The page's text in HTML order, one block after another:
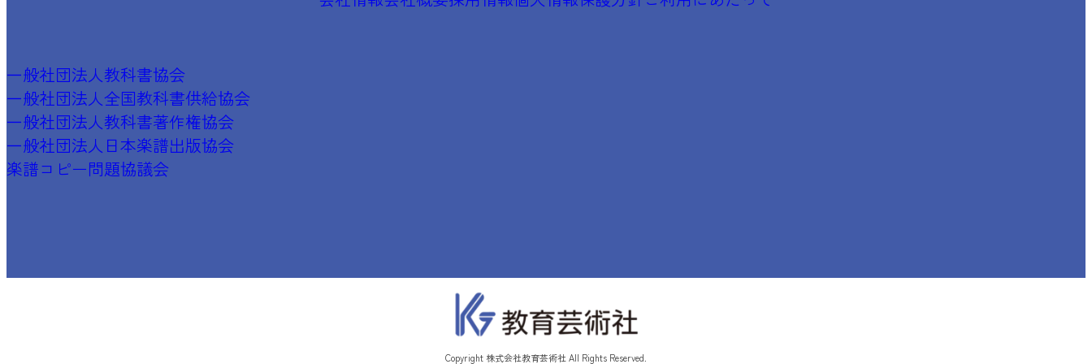
一般社団法人教科書協会
一般社団法人全国教科書供給協会
一般社団法人教科書著作権協会
一般社団法人日本楽譜出版協会
楽譜コピー問題協議会
Copyright 株式会社教育芸術社 All Rights Reserved.